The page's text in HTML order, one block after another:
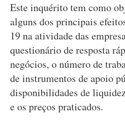
Este inquérito tem como
alguns dos principais
19 na atividade das
questionário de resposta
negócios, o número de
de instrumentos de apoio
disponibilidades de
e os preços praticados.